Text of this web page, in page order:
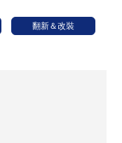
翻新＆改裝